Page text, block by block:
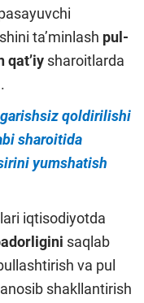
taʼminlash pul-
qatʼiy sharoitlarda
qoldirilishi
sharoitida
yumshatish
iqtisodiyotda
saqlab
va pul
shakllantirish